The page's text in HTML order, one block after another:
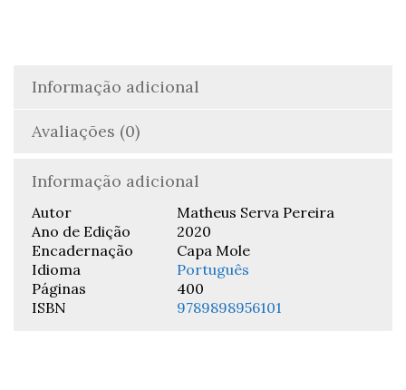
Informação adicional
Avaliações (0)
Informação adicional
Autor
Matheus Serva Pereira
Ano de Edição
2020
Encadernação
Capa Mole
Idioma
Português
Páginas
400
ISBN
9789898956101